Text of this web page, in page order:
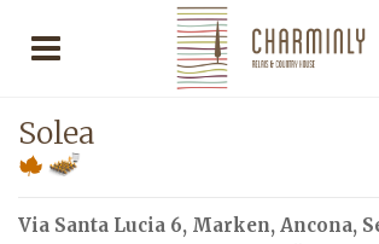
Solea
Via Santa Lucia 6, Marken, Ancona,